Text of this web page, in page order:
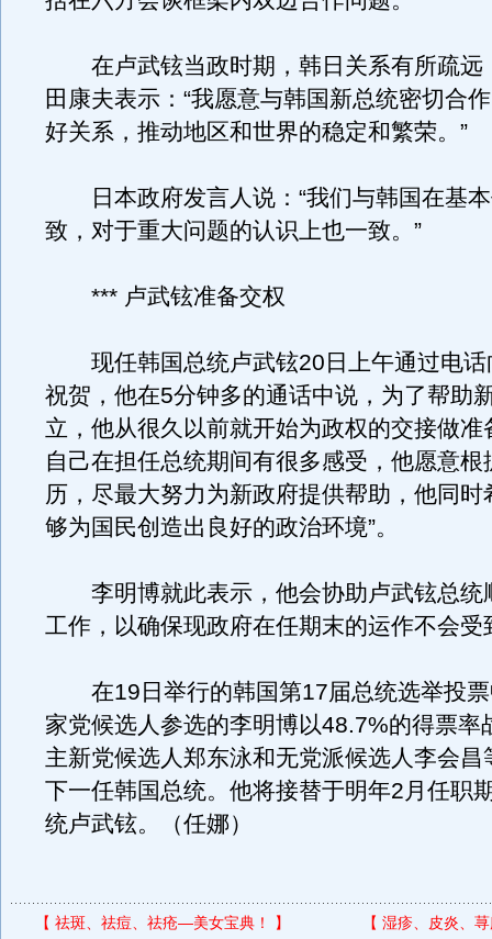
在卢武铉当政时期，韩日关系有所疏远
田康夫表示：“我愿意与韩国新总统密切合
好关系，推动地区和世界的稳定和繁荣。”
日本政府发言人说：“我们与韩国在基本
致，对于重大问题的认识上也一致。”
*** 卢武铉准备交权
现任韩国总统卢武铉20日上午通过电话
祝贺，他在5分钟多的通话中说，为了帮助
立，他从很久以前就开始为政权的交接做准
自己在担任总统期间有很多感受，他愿意根
历，尽最大努力为新政府提供帮助，他同时
够为国民创造出良好的政治环境”。
李明博就此表示，他会协助卢武铉总统
工作，以确保现政府在任期末的运作不会受
在19日举行的韩国第17届总统选举投票
家党候选人参选的李明博以48.7%的得票率
主新党候选人郑东泳和无党派候选人李会昌
下一任韩国总统。他将接替于明年2月任职
统卢武铉。（任娜）
【 祛斑、祛痘、祛疮—美女宝典！ 】 【 湿疹、皮炎、